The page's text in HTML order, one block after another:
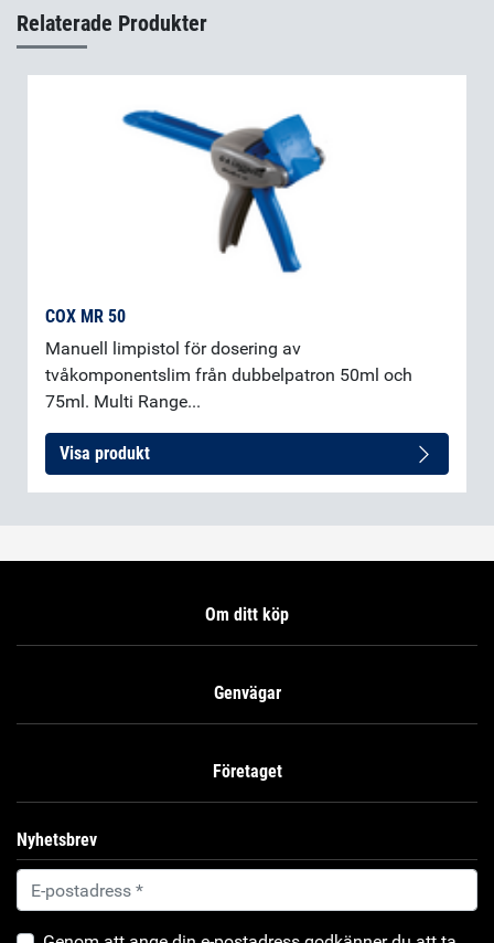
Relaterade Produkter
COX MR 50
Manuell limpistol för dosering av
tvåkomponentslim från dubbelpatron 50ml och
75ml. Multi Range...
Visa produkt
Om ditt köp
Genvägar
Företaget
Nyhetsbrev